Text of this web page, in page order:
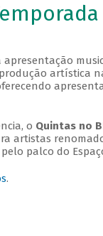
apresentação
artística
o Quintas no
artistas
palco do
.